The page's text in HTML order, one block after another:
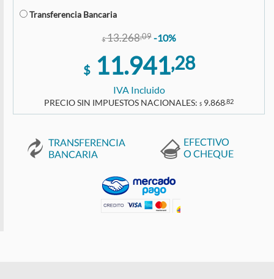
Transferencia Bancaria
$ 13.268,09 -10%
$ 11.941,28
IVA Incluido
PRECIO SIN IMPUESTOS NACIONALES: $ 9.868,82